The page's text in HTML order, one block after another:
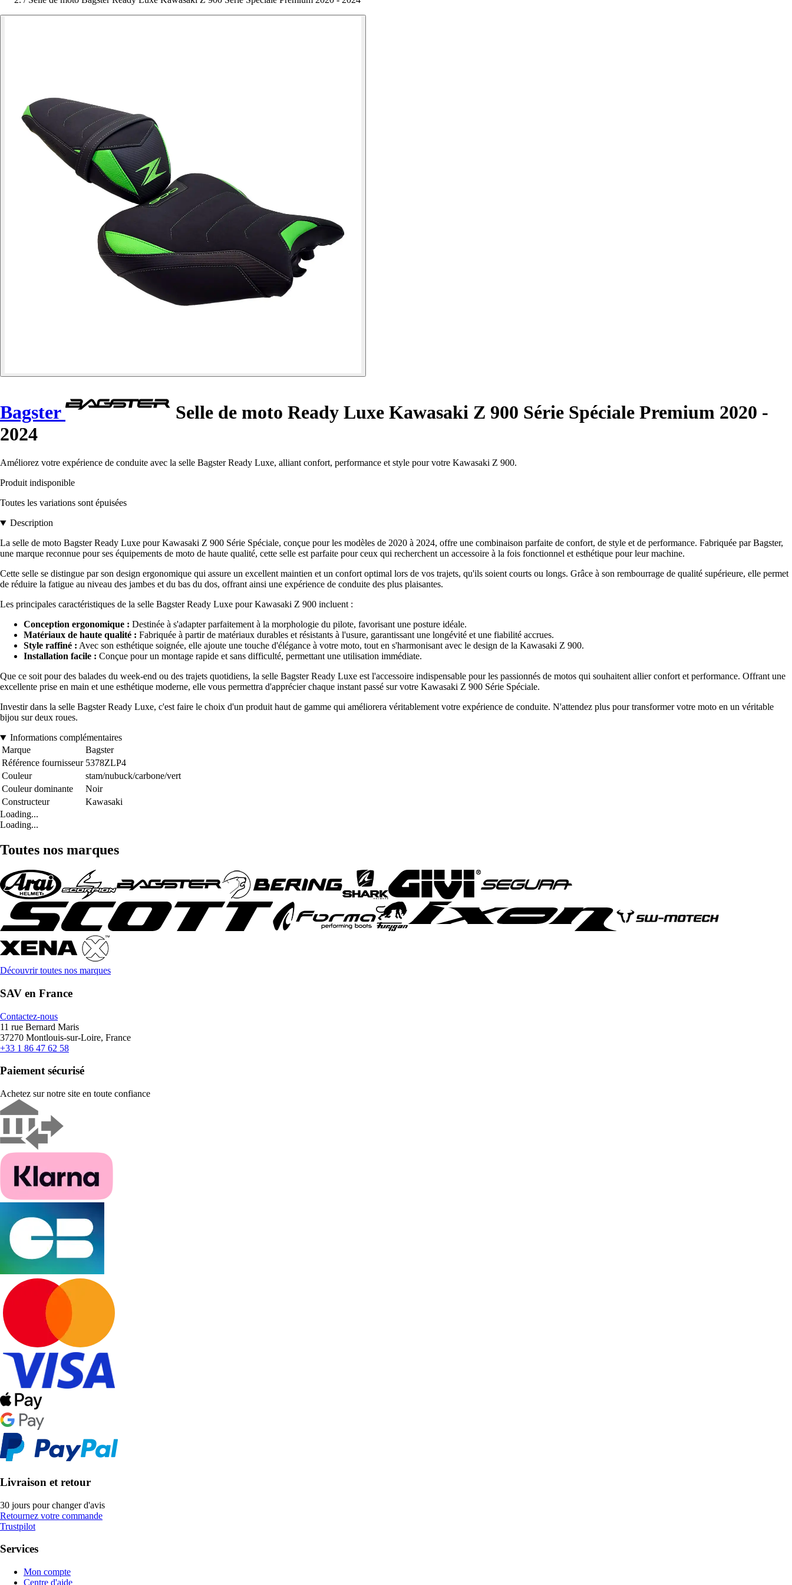
Bagster
Selle de moto Ready Luxe Kawasaki Z 900 Série Spéciale Premium 2020 -
2024
Améliorez votre expérience de conduite avec la selle Bagster Ready Luxe, alliant confort, performance et style pour votre Kawasaki Z 900.
Produit indisponible
Toutes les variations sont épuisées
Description
La selle de moto Bagster Ready Luxe pour Kawasaki Z 900 Série Spéciale, conçue pour les modèles de 2020 à 2024, offre une combinaison parfaite de confort, de style et de performance. Fabriquée par Bagster,
une marque reconnue pour ses équipements de moto de haute qualité, cette selle est parfaite pour ceux qui recherchent un accessoire à la fois fonctionnel et esthétique pour leur machine.
Cette selle se distingue par son design ergonomique qui assure un excellent maintien et un confort optimal lors de vos trajets, qu'ils soient courts ou longs. Grâce à son rembourrage de qualité supérieure, elle permet
de réduire la fatigue au niveau des jambes et du bas du dos, offrant ainsi une expérience de conduite des plus plaisantes.
Les principales caractéristiques de la selle Bagster Ready Luxe pour Kawasaki Z 900 incluent :
Conception ergonomique : Destinée à s'adapter parfaitement à la morphologie du pilote, favorisant une posture idéale.
Matériaux de haute qualité : Fabriquée à partir de matériaux durables et résistants à l'usure, garantissant une longévité et une fiabilité accrues.
Style raffiné : Avec son esthétique soignée, elle ajoute une touche d'élégance à votre moto, tout en s'harmonisant avec le design de la Kawasaki Z 900.
Installation facile : Conçue pour un montage rapide et sans difficulté, permettant une utilisation immédiate.
Que ce soit pour des balades du week-end ou des trajets quotidiens, la selle Bagster Ready Luxe est l'accessoire indispensable pour les passionnés de motos qui souhaitent allier confort et performance. Offrant une
excellente prise en main et une esthétique moderne, elle vous permettra d'apprécier chaque instant passé sur votre Kawasaki Z 900 Série Spéciale.
Investir dans la selle Bagster Ready Luxe, c'est faire le choix d'un produit haut de gamme qui améliorera véritablement votre expérience de conduite. N'attendez plus pour transformer votre moto en un véritable
bijou sur deux roues.
Informations complémentaires
Marque
Bagster
Référence fournisseur 5378ZLP4
Couleur
stam/nubuck/carbone/vert
Couleur dominante
Noir
Constructeur
Kawasaki
Loading...
Loading...
Toutes nos marques
Découvrir toutes nos marques
SAV en France
Contactez-nous
11 rue Bernard Maris
37270 Montlouis-sur-Loire, France
+33 1 86 47 62 58
Paiement sécurisé
Achetez sur notre site en toute confiance
Livraison et retour
30 jours pour changer d'avis
Retournez votre commande
Trustpilot
Services
Mon compte
Centre d'aide